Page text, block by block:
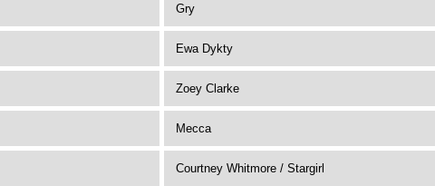
Gry
Ewa Dykty
Zoey Clarke
Mecca
Courtney Whitmore / Stargirl